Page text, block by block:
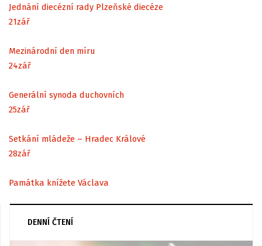
Jednání diecézní rady Plzeňské diecéze
21zář
Mezinárodní den míru
24zář
Generální synoda duchovních
25zář
Setkání mládeže – Hradec Králové
28zář
Památka knížete Václava
DENNÍ ČTENÍ